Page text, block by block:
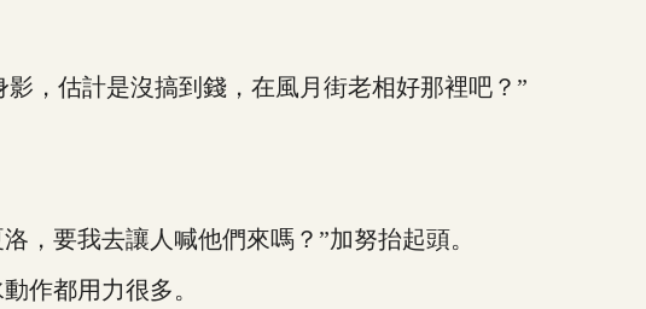
，估計是沒搞到錢，在風月街老相好那裡吧？”
要我去讓人喊他們來嗎？”加努抬起頭。
作都用力很多。